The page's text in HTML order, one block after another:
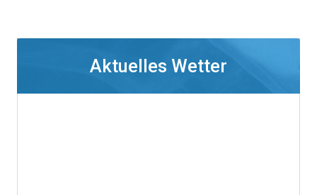
Aktuelles Wetter